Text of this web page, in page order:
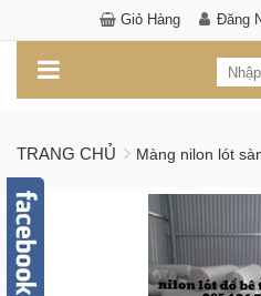
Giỏ Hàng Đăng
TRANG CHỦ Màng nilon lót